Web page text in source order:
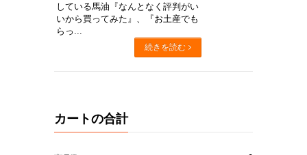
している馬油『なんとなく評判がい
いから買ってみた』、『お土産でも
らっ...
続きを読む
カートの合計